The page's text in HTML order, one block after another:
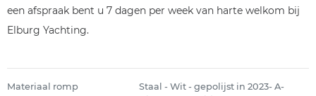
een afspraak bent u 7 dagen per week van harte welkom bij
Elburg Yachting.
Materiaal romp
Staal - Wit - gepolijst in 2023- A-